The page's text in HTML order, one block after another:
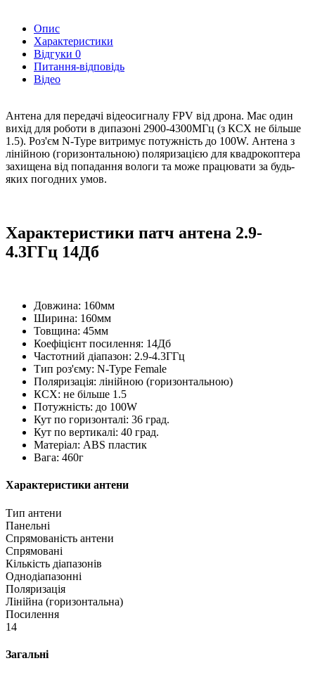
Опис
Характеристики
Відгуки 0
Питання-відповідь
Відео
Антена для передачі відеосигналу FPV від дрона. Має один
вихід для роботи в дипазоні 2900-4300МГц (з КСХ не більше
1.5). Роз'єм N-Type витримує потужність до 100W. Антена з
лінійною (горизонтальною) поляризацією для квадрокоптера
захищена від попадання вологи та може працювати за будь-
яких погодних умов.
Характеристики патч антена 2.9-
4.3ГГц 14Дб
Довжина: 160мм
Ширина: 160мм
Товщина: 45мм
Коефіцієнт посилення: 14Дб
Частотний діапазон: 2.9-4.3ГГц
Тип роз'єму: N-Type Female
Поляризація: лінійною (горизонтальною)
КСХ: не більше 1.5
Потужність: до 100W
Кут по горизонталі: 36 град.
Кут по вертикалі: 40 град.
Матеріал: ABS пластик
Вага: 460г
Характеристики антени
Тип антени
Панельні
Спрямованість антени
Спрямовані
Кількість діапазонів
Однодіапазонні
Поляризація
Лінійна (горизонтальна)
Посилення
14
Загальні